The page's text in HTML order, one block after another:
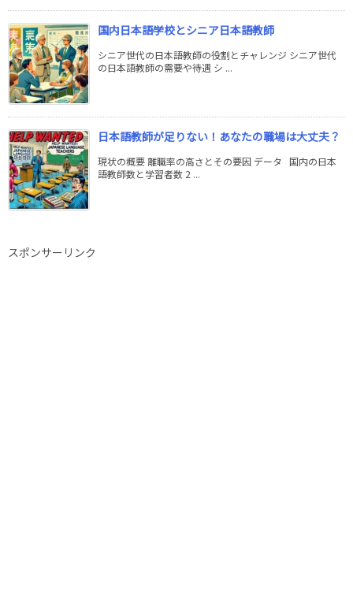
国内日本語学校とシニア日本語教師
シニア世代の日本語教師の役割とチャレンジ シニア世代
の日本語教師の需要や待遇 シ ...
日本語教師が足りない！あなたの職場は大丈夫？
現状の概要 離職率の高さとその要因 データ 国内の日本
語教師数と学習者数 2 ...
スポンサーリンク